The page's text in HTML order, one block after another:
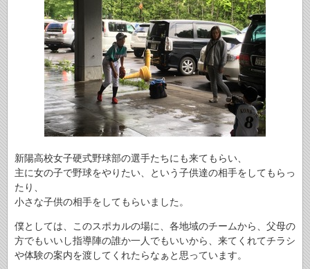
新陽高校女子硬式野球部の選手たちにも来てもらい、
主に女の子で野球をやりたい、という子供達の相手をしてもらっ
たり、
小さな子供の相手をしてもらいました。
僕としては、このスポカルの場に、各地域のチームから、父母の
方でもいいし指導陣の誰か一人でもいいから、来てくれてチラシ
や体験の案内を渡してくれたらなぁと思っています。